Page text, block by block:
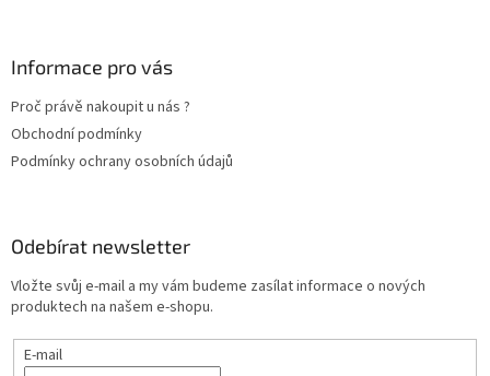
Informace pro vás
Proč právě nakoupit u nás ?
Obchodní podmínky
Podmínky ochrany osobních údajů
Odebírat newsletter
Vložte svůj e-mail a my vám budeme zasílat informace o nových
produktech na našem e-shopu.
E-mail